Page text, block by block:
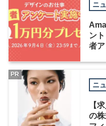
ニ
ン
者
ニ
【
の
PR